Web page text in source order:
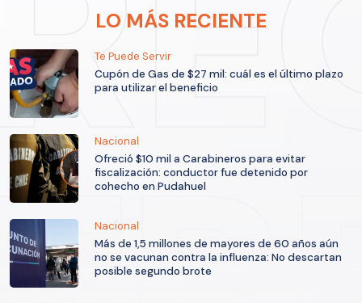
LO MÁS RECIENTE
Te Puede Servir
Cupón de Gas de $27 mil: cuál es el último plazo
para utilizar el beneficio
Nacional
Ofreció $10 mil a Carabineros para evitar
fiscalización: conductor fue detenido por
cohecho en Pudahuel
Nacional
Más de 1,5 millones de mayores de 60 años aún
no se vacunan contra la influenza: No descartan
posible segundo brote